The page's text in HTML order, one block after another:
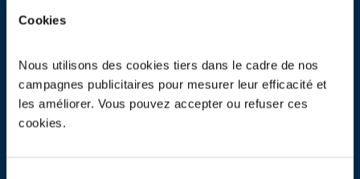
Cookies
Nous utilisons des cookies tiers dans le cadre de nos
campagnes publicitaires pour mesurer leur efficacité et
les améliorer. Vous pouvez accepter ou refuser ces
cookies.
don à une association
reprise à la livraisonsi vous vous faites livrer un équipement de
même type neuf
apport en magasin
parfois même sans condition d’achat selon
Les points de collecte de Acoua, partenaires de notre éco-